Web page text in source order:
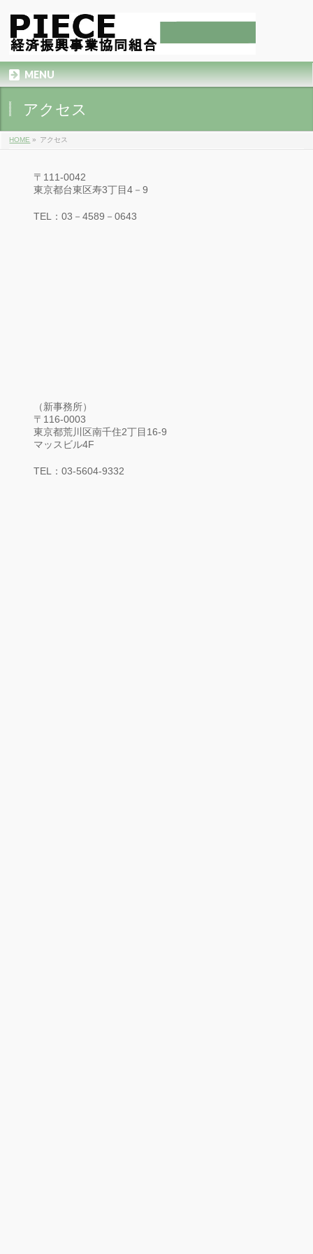
MENU
アクセス
HOME » アクセス
〒111-0042
東京都台東区寿3丁目4－9
TEL：03－4589－0643
（新事務所）
〒116-0003
東京都荒川区南千住2丁目16-9
マッスビル4F
TEL：03-5604-9332